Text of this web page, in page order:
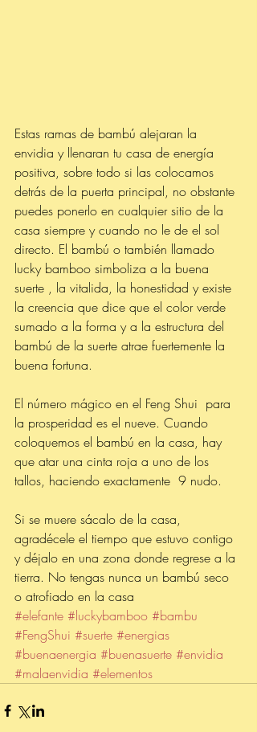
Estas ramas de bambú alejaran la
envidia y llenaran tu casa de energía
positiva, sobre todo si las colocamos
detrás de la puerta principal, no obstante
puedes ponerlo en cualquier sitio de la
casa siempre y cuando no le de el sol
directo. El bambú o también llamado
lucky bamboo simboliza a la buena
suerte , la vitalida, la honestidad y existe
la creencia que dice que el color verde
sumado a la forma y a la estructura del
bambú de la suerte atrae fuertemente la
buena fortuna.
El número mágico en el Feng Shui  para
la prosperidad es el nueve. Cuando
coloquemos el bambú en la casa, hay
que atar una cinta roja a uno de los
tallos, haciendo exactamente  9 nudo.
Si se muere sácalo de la casa,
agradécele el tiempo que estuvo contigo
y déjalo en una zona donde regrese a la
tierra. No tengas nunca un bambú seco
o atrofiado en la casa
#elefante #luckybamboo #bambu
#FengShui #suerte #energias
#buenaenergia #buenasuerte #envidia
#malaenvidia #elementos